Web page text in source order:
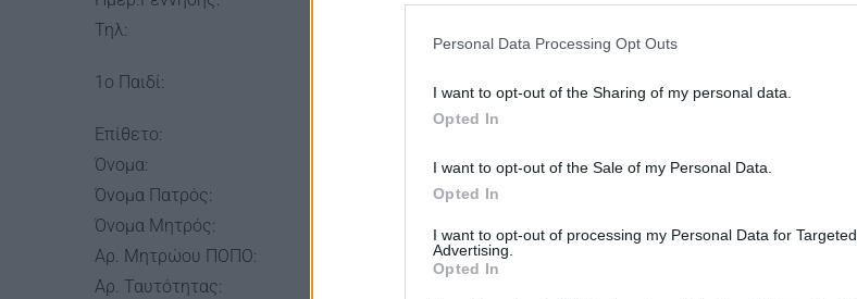
Personal Data Processing Opt Outs
I want to opt-out of the Sharing of my personal data.
Opted In
I want to opt-out of the Sale of my Personal Data.
Opted In
I want to opt-out of processing my Personal Data for Targeted
Advertising.
Opted In
Τηλ:
1ο Παιδί:
Επίθετο:
Όνομα:
Όνομα Πατρός:
Όνομα Μητρός:
Αρ. Μητρώου ΠΟΠΟ:
Αρ. Ταυτότητας: